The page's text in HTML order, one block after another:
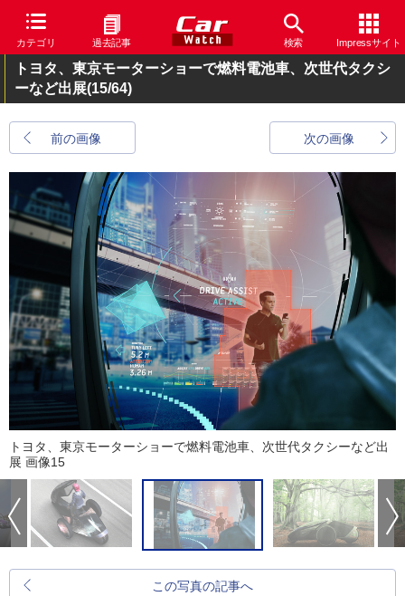
カテゴリ 過去記事 検索 Impressサイト
トヨタ、東京モーターショーで燃料電池車、次世代タクシ
ーなど出展(15/64)
前の画像 次の画像
トヨタ、東京モーターショーで燃料電池車、次世代タクシーなど出
展 画像15
この写真の記事へ